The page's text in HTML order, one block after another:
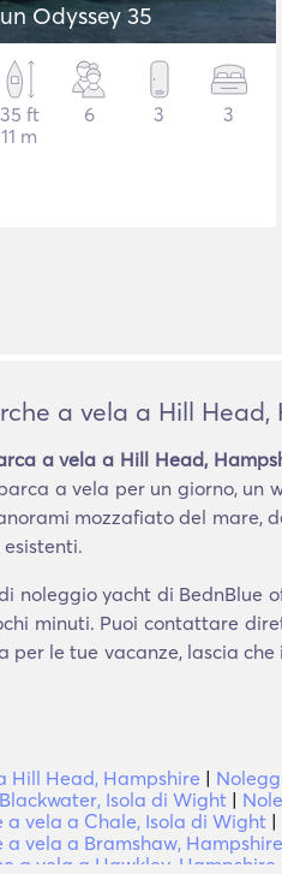
Odyssey 35
35 ft
11 m
6 3 3
a vela a Hill Head,
a vela a Hill Head,
a vela per un giorno, un
mozzafiato del mare,
noleggio yacht di BednBlue
minuti. Puoi contattare
per le tue vacanze, lascia
Hill Head, Hampshire |
Isola di Wight |
a vela a Chale, Isola di Wight |
vela a Bramshaw, Hampshire
a vela a Hawkley, Hampshire